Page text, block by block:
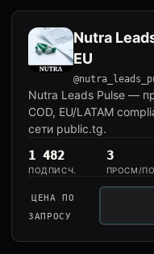
Nutra
EU
Nutra Leads Pulse —
COD, EU/LATAM
сети public.tg.
1 482
ПОДПИСЧ.
3
ПРОСМ/
ЦЕНА ПО
ЗАПРОСУ